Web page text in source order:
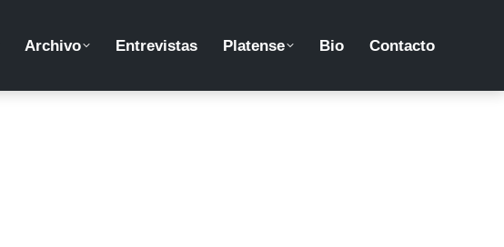
Archivo Entrevistas Platense Bio Contacto